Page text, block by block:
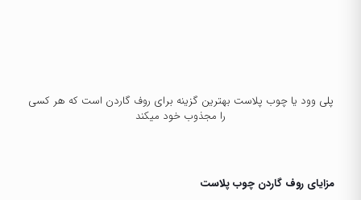
پلی وود یاچوب پلاست بهترین گزینه برای روف گاردن است که هر کسی
را مجذوب خود میکند
مزایای روف گاردن چوب پلاست